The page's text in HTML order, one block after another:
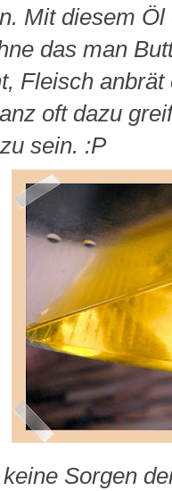
Mit diesem
das man
Fleisch
oft dazu
sein. :P
Sorgen